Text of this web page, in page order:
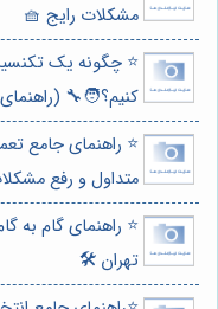
مشکلات رایج 🧺
⭐️ چگونه یک
کنیم؟🧑‍🔧
⭐️ راهنمای جامع
متداول و رفع
⭐️ راهنمای گام به
تهران 🛠️